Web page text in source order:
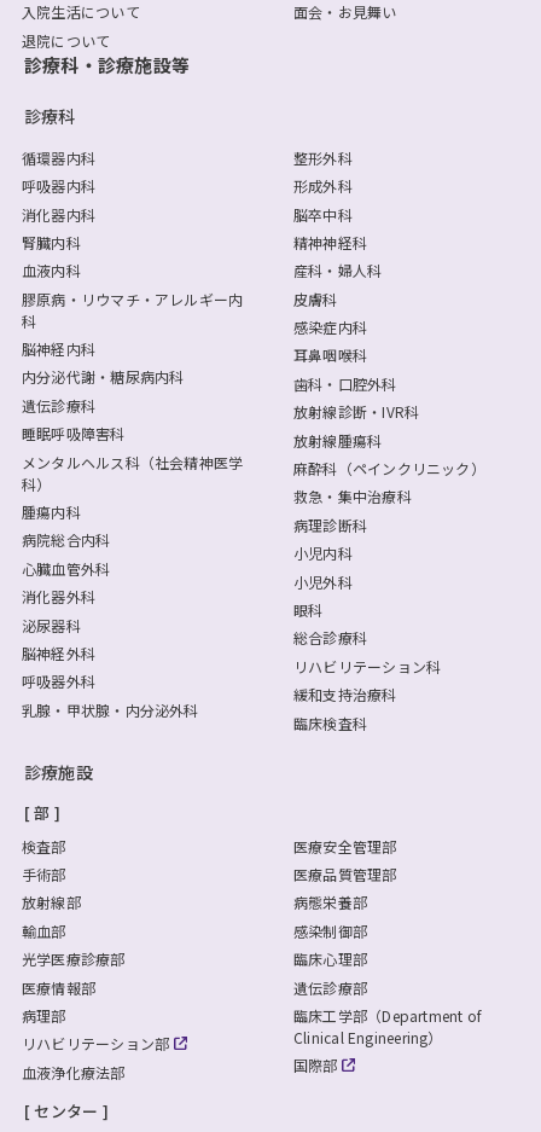
入院生活について
退院について
面会・お見舞い
診療科・診療施設等
診療科
循環器内科
呼吸器内科
消化器内科
腎臓内科
血液内科
膠原病・リウマチ・アレルギー内
科
脳神経内科
内分泌代謝・糖尿病内科
遺伝診療科
睡眠呼吸障害科
メンタルヘルス科（社会精神医学
科）
腫瘍内科
病院総合内科
心臓血管外科
消化器外科
泌尿器科
脳神経外科
呼吸器外科
乳腺・甲状腺・内分泌外科
整形外科
形成外科
脳卒中科
精神神経科
産科・婦人科
皮膚科
感染症内科
耳鼻咽喉科
歯科・口腔外科
放射線診断・IVR科
放射線腫瘍科
麻酔科（ペインクリニック）
救急・集中治療科
病理診断科
小児内科
小児外科
眼科
総合診療科
リハビリテーション科
緩和支持治療科
臨床検査科
診療施設
部
検査部
手術部
放射線部
輸血部
光学医療診療部
医療情報部
病理部
リハビリテーション部
血液浄化療法部
医療安全管理部
医療品質管理部
病態栄養部
感染制御部
臨床心理部
遺伝診療部
臨床工学部（Department of
Clinical Engineering）
国際部
センター